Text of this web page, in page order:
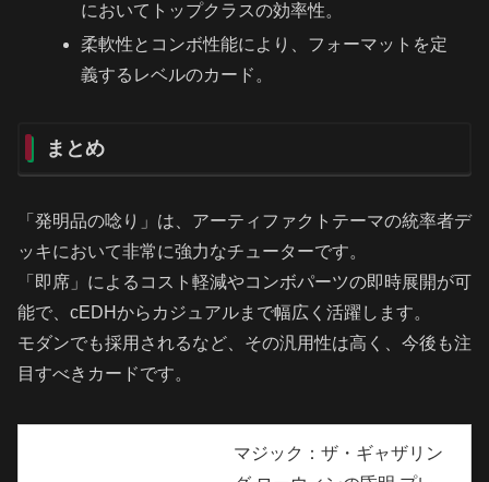
においてトップクラスの効率性。
柔軟性とコンボ性能により、フォーマットを定
義するレベルのカード。
まとめ
「発明品の唸り」は、アーティファクトテーマの統率者デ
ッキにおいて非常に強力なチューターです。
「即席」によるコスト軽減やコンボパーツの即時展開が可
能で、cEDHからカジュアルまで幅広く活躍します。
モダンでも採用されるなど、その汎用性は高く、今後も注
目すべきカードです。
マジック：ザ・ギャザリン